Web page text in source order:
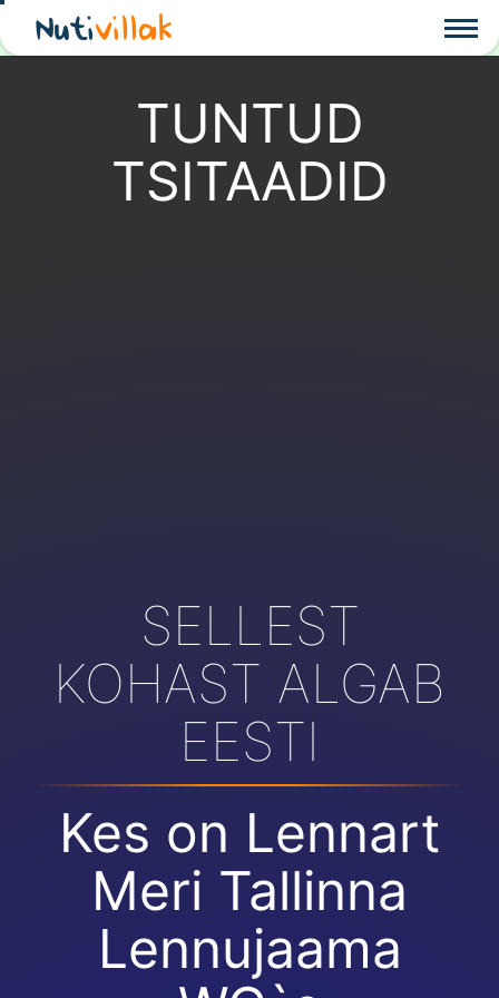
Nutivillak
TUNTUD
TSITAADID
SELLEST
KOHAST ALGAB
EESTI
Kes on Lennart
Meri Tallinna
Lennujaama